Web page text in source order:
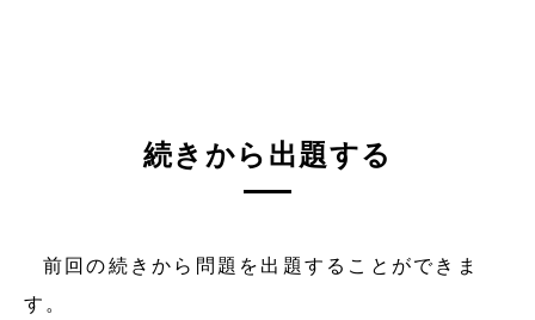
続きから出題する
前回の続きから問題を出題することができま
す。